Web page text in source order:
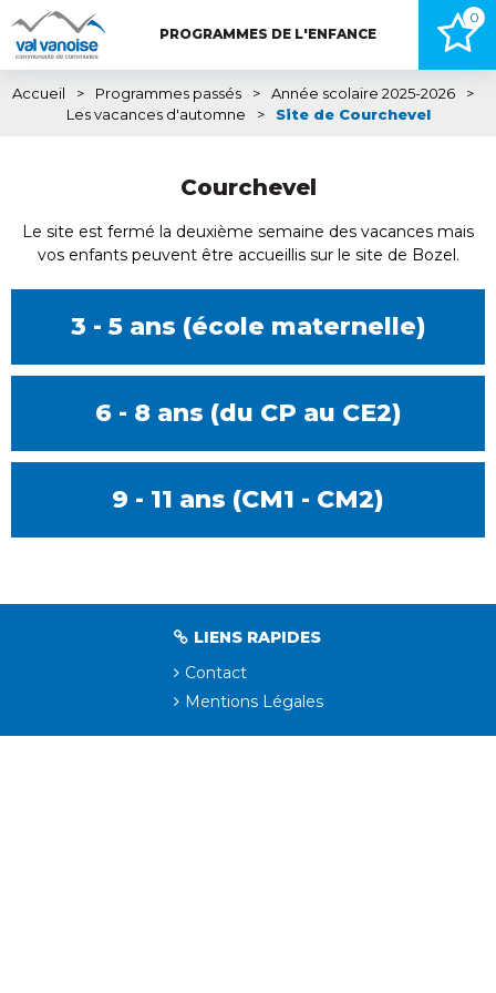
PROGRAMMES DE L'ENFANCE
0
Accueil > Programmes passés > Année scolaire 2025-2026
>
Les vacances d'automne
> Site de Courchevel
Courchevel
Le site est fermé la deuxième semaine des vacances mais
vos enfants peuvent être accueillis sur le site de Bozel.
3 - 5 ans (école maternelle)
6 - 8 ans (du CP au CE2)
9 - 11 ans (CM1 - CM2)
LIENS RAPIDES
Contact
Mentions Légales